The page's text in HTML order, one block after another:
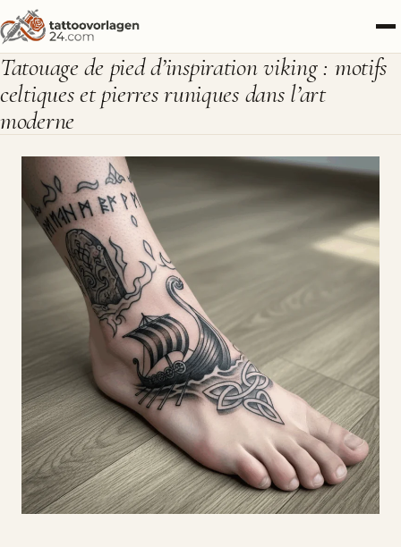
Tatouage de pied d’inspiration viking : motifs
celtiques et pierres runiques dans l’art
moderne